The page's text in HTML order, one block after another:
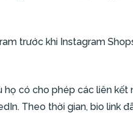
trước khi Instagram
có cho phép các liên
Theo thời gian, bio link